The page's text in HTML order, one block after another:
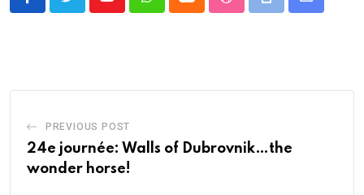
YoutubeWhatsappCloud StumbleUpon
Print
Share
PREVIOUS POST
24e journée: Walls of Dubrovnik…the
wonder horse!